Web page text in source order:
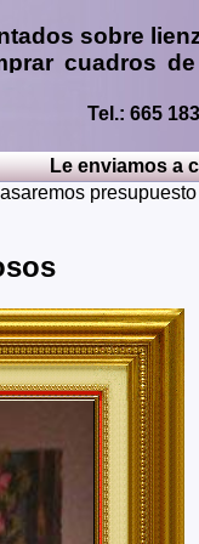
sobre
cuadros
paisajes
Avila,
Santa
Zaragoza.
Tel.: 665
enviamos a casa